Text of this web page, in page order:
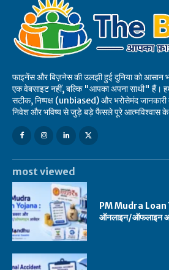
फाइनेंस और बिज़नेस की उलझी हुई दुनिया को आसान
एक वेबसाइट नहीं, बल्कि "आपका अपना साथी" हैं।
सटीक, निष्पक्ष (unbiased) और भरोसेमंद
निवेश और भविष्य से जुड़े बड़े फैसले पूरे आत्मविश्वास
most viewed
PM Mudra Loan
ऑनलाइन/ऑफलाइन